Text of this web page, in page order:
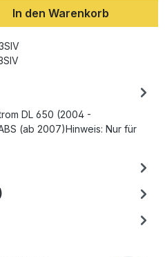
den gewünschten
In den Warenkorb
DL 650 (2004 -
(ab 2007)Hinweis: Nur für